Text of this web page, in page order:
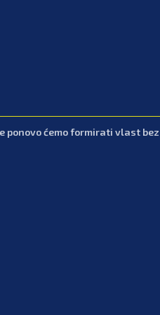
ponovo ćemo formirati vlast bez